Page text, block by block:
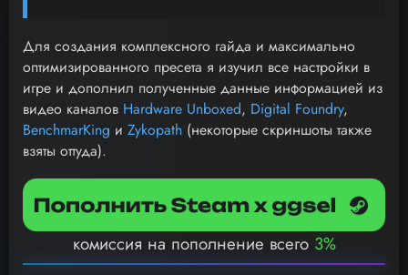
Для создания комплексного гайда и максимально
оптимизированного пресета я изучил все настройки в
игре и дополнил полученные данные информацией из
видео каналов Hardware Unboxed, Digital Foundry,
BenchmarKing и Zykopath (некоторые скриншоты также
взяты оттуда).
комиссия на пополнение всего 3%